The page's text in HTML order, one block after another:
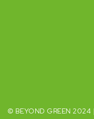
© BEYOND GREEN